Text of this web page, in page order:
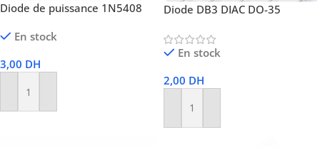
Diode de puissance 1N5408
En stock
3,00 DH
Ajouter Au Panier
Diode DB3 DIAC DO-35
En stock
2,00 DH
Ajouter Au Panier